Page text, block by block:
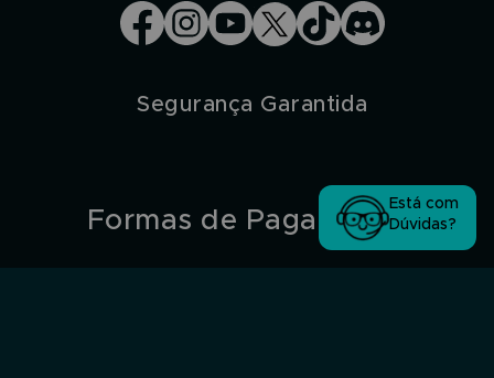
Segurança Garantida
Formas de Pagamento
Está com
Dúvidas?